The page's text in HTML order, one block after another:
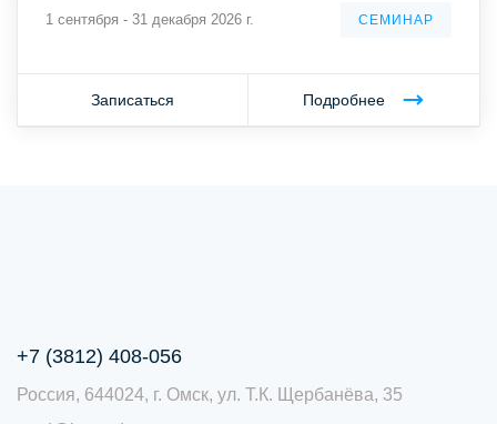
1 сентября - 31 декабря 2026 г. СЕМИНАР
Записаться Подробнее
+7 (3812) 408-056
Россия, 644024, г. Омск, ул. Т.К. Щербанёва, 35